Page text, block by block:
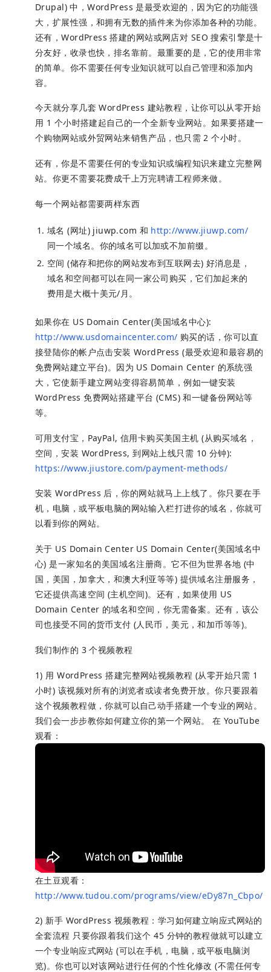
Drupal) 中，WordPress 是最受欢迎的，因为它的功能强
大，扩展性强，和拥有无数的插件来为你添加各种的功能。
还有，WordPress 搭建的网站或网店对 SEO 搜索引擎是十
分友好，收录也快，排名靠前。最重要的是，它的使用非常
的简单。你不需要任何专业知识就可以自己管理和添加内
容。
今天就分享几套 WordPress 建站教程，让你可以从零开始
用 1 个小时搭建起自己的一个全新专业网站。如果要搭建一
个购物网站或外贸网站来销售产品，也只需 2 个小时。
还有，你是不需要任何的专业知识或编程知识来建立完整网
站。你更不需要花费成千上万完聘请工程师来做。
每一个网站都需要两样东西
域名 (网址) jiuwp.com 和 http://www.jiuwp.com/
同一个域名。你的域名可以加或不加前缀。
空间 (储存和把你的网站发布到互联网去) 好消息是，
域名和空间都可以在同一家公司购买，它们加起来的
费用是大概十美元/月。
如果你在 US Domain Center(美国域名中心):
http://www.usdomaincenter.com/ 购买的话，你可以直
接登陆你的帐户点击安装 WordPress (最受欢迎和最容易的
免费网站建立平台)。因为 US Domain Center 的系统强
大，它使新手建立网站变得容易简单，例如一键安装
WordPress 免费网站搭建平台 (CMS) 和一键备份网站等
等。
可用支付宝，PayPal, 信用卡购买美国主机 (从购买域名，
空间，安装 WordPress, 到网站上线只需 10 分钟):
https://www.jiustore.com/payment-methods/
安装 WordPress 后，你的网站就马上上线了。你只要在手
机，电脑，或平板电脑的网站输入栏打进你的域名，你就可
以看到你的网站。
关于 US Domain Center US Domain Center(美国域名中
心) 是一家知名的美国域名注册商。它不但为世界各地 (中
国，美国，加拿大，和澳大利亚等等) 提供域名注册服务，
它还提供高速空间 (主机空间)。还有，如果使用 US
Domain Center 的域名和空间，你无需备案。还有，该公
司也接受不同的货币支付 (人民币，美元，和加币等等)。
我们制作的 3 个视频教程
1) 用 WordPress 搭建完整网站视频教程 (从零开始只需 1
小时) 该视频对所有的浏览者或读者免费开放。你只要跟着
这个视频教程做，你就可以自己动手搭建一个专业的网站。
我们会一步步教你如何建立你的第一个网站。 在 YouTube
观看：
在土豆观看：
http://www.tudou.com/programs/view/eDy87n_Cbpo/
2) 新手 WordPress 视频教程：学习如何建立响应式网站的
全套流程 只要你跟着我们这个 45 分钟的教程做就可以建立
一个专业响应式网站 (可以在手机，电脑，或平板电脑浏
览)。你也可以对该网站进行任何的个性化修改 (不需任何专